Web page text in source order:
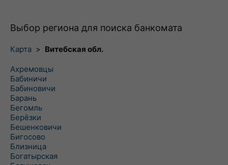
Выбор региона для поиска банкомата
Карта > Витебская обл.
Ахремовцы
Бабиничи
Бабиновичи
Барань
Бегомль
Берёзки
Бешенковичи
Бигосово
Близница
Богатырская